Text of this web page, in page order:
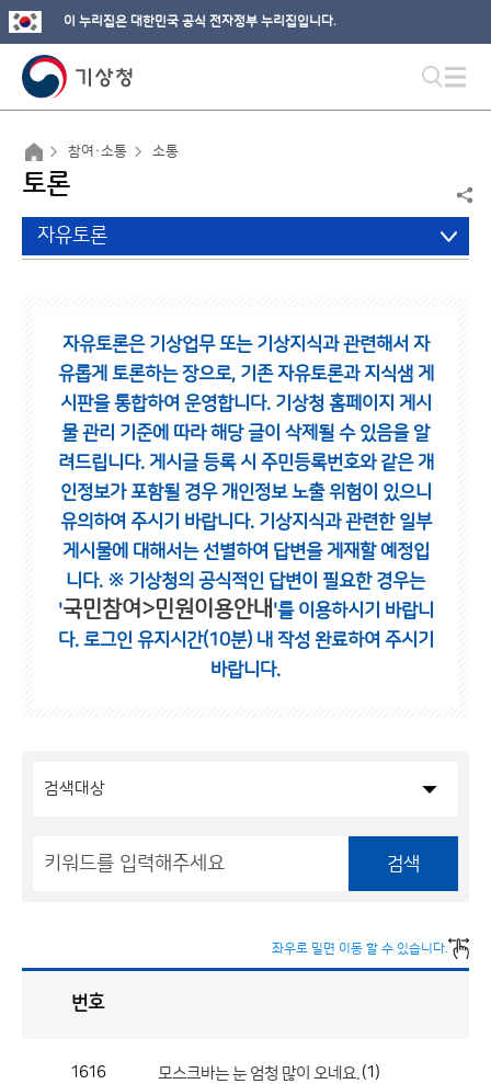
이 누리집은 대한민국 공식 전자정부 누리집입니다.
참여·소통 소통
토론
자유토론
자유토론은 기상업무 또는 기상지식과 관련해서 자
유롭게 토론하는 장으로, 기존 자유토론과 지식샘 게
시판을 통합하여 운영합니다. 기상청 홈페이지 게시
물 관리 기준에 따라 해당 글이 삭제될 수 있음을 알
려드립니다. 게시글 등록 시 주민등록번호와 같은 개
인정보가 포함될 경우 개인정보 노출 위험이 있으니
유의하여 주시기 바랍니다. 기상지식과 관련한 일부
게시물에 대해서는 선별하여 답변을 게재할 예정입
니다. ※ 기상청의 공식적인 답변이 필요한 경우는
'국민참여>민원이용안내 '를 이용하시기 바랍니
다. 로그인 유지시간(10분) 내 작성 완료하여 주시기
바랍니다.
검색
좌우로 밀면 이동 할 수 있습니다.
번호
1616 모스크바는 눈 엄청 많이 오네요. (1)